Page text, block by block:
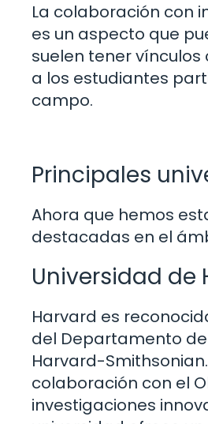
La colaboración con
es un aspecto que
suelen tener
a los estudiantes
campo.
Principales
Ahora que hemos
destacadas en el
Universidad de
Harvard es
del Departamento
Harvard-
colaboración con el
investigaciones